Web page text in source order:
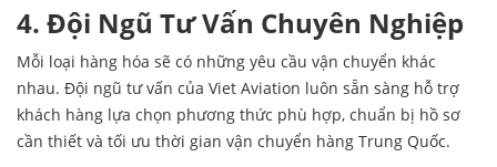
4. Đội Ngũ Tư Vấn Chuyên Nghiệp
Mỗi loại hàng hóa sẽ có những yêu cầu vận chuyển khác
nhau. Đội ngũ tư vấn của Viet Aviation luôn sẵn sàng hỗ trợ
khách hàng lựa chọn phương thức phù hợp, chuẩn bị hồ sơ
cần thiết và tối ưu thời gian vận chuyển hàng Trung Quốc.